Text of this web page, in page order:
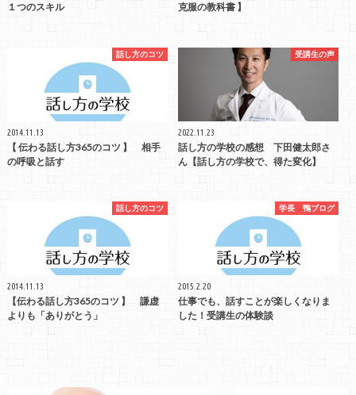
１つのスキル
克服の教科書 】
話し方のコツ
2014.11.13
【 伝わる話し方365のコツ 】 相手
の呼吸と話す
受講生の声
2022.11.23
話し方の学校の感想 下田健太郎さ
ん【話し方の学校で、得た変化】
話し方のコツ
2014.11.13
【伝わる話し方365のコツ 】 謙虚
よりも「ありがとう」
学長 鴨ブログ
2015.2.20
仕事でも、話すことが楽しくなりま
した！受講生の体験談